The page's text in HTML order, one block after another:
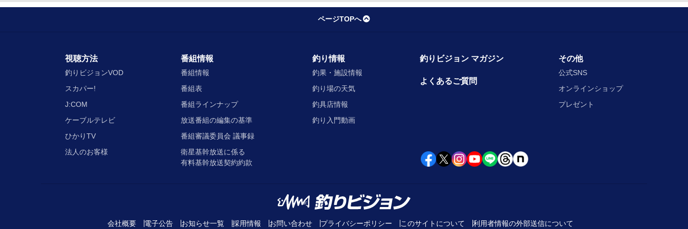
ページTOPへ
視聴方法
釣りビジョンVOD
スカパー!
J:COM
ケーブルテレビ
ひかりTV
法人のお客様
番組情報
番組情報
番組表
番組ラインナップ
放送番組の編集の基準
番組審議委員会 議事録
衛星基幹放送に係る
有料基幹放送契約約款
釣り情報
釣果・施設情報
釣り場の天気
釣具店情報
釣り入門動画
釣りビジョン マガジン
よくあるご質問
その他
公式SNS
オンラインショップ
プレゼント
会社概要 電子公告 お知らせ一覧 採用情報 お問い合わせ プライバシーポリシー このサイトについて 利用者情報の外部送信について